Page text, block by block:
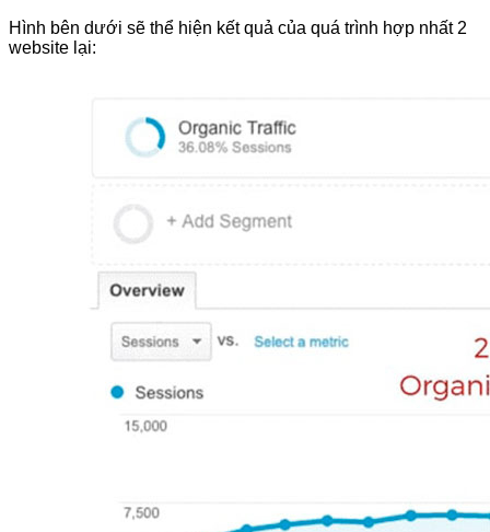
Hình bên dưới sẽ thể hiện kết quả của quá trình hợp nhất 2
website lại: